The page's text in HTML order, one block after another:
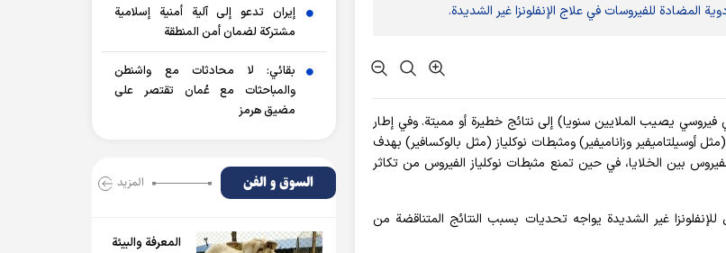
المضادة للفيروسات في علاج الإنفلونزا غير الشديدة.
فيروسي يصيب الملايين سنويا) إلى نتائج خطيرة أو مميتة. وفي إطار
أوسيلتاميفير وزاناميفير) ومثبطات نوكلياز (مثل بالوكسافير) بهدف
بين الخلايا، في حين تمنع مثبطات نوكلياز الفيروس من تكاثر
غير الشديدة يواجه تحديات بسبب النتائج المتناقضة من
إيران تدعو إلى آلية أمنية إسلامية
مشتركة لضمان أمن المنطقة
بقائي: لا محادثات مع واشنطن
والمباحثات مع عُمان تقتصر على
مضيق هرمز
السوق و الفن المزید
المعرفة والبيئة